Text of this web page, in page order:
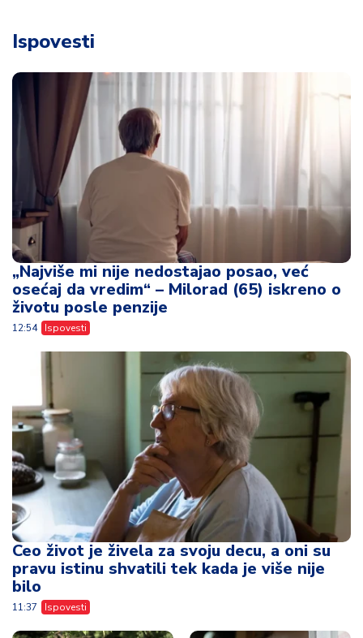
Ispovesti
„Najviše mi nije nedostajao posao, već
osećaj da vredim“ – Milorad (65) iskreno o
životu posle penzije
12:54 Ispovesti
Ceo život je živela za svoju decu, a oni su
pravu istinu shvatili tek kada je više nije
bilo
11:37 Ispovesti